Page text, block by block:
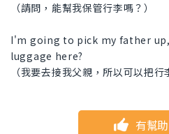
（請問，能幫我保管行李嗎？）
I'm going to pick my father
luggage here?
（我要去接我父親，所以可以把行
有幫助